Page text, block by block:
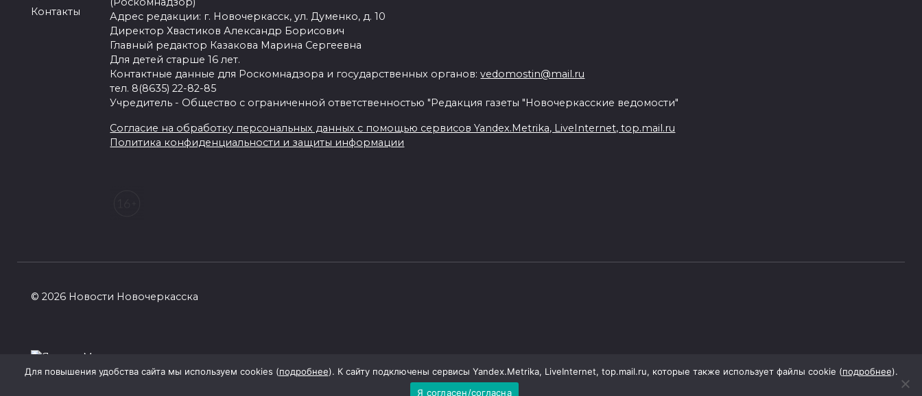
Контакты
Адрес редакции: г. Новочеркасск, ул. Думенко, д. 10
Директор Хвастиков Александр Борисович
Главный редактор Казакова Марина Сергеевна
Для детей старше 16 лет.
Контактные данные для Роскомнадзора и государственных органов:vedomostin@mail.ru
тел. 8(8635) 22-82-85
Учредитель - Общество с ограниченной ответственностью "Редакция газеты "Новочеркасские ведомости"
Согласие на обработку персональных данных с помощью сервисов Yandex.Metrika, LiveInternet, top.mail.ru
Политика конфиденциальности и защиты информации
© 2026 Новости Новочеркасска
Для повышения удобства сайта мы используем cookies (подробнее). К сайту подключены сервисы Yandex.Metrika, LiveInternet, top.mail.ru, которые также использует файлы cookie (подробнее).
Я согласен/согласна